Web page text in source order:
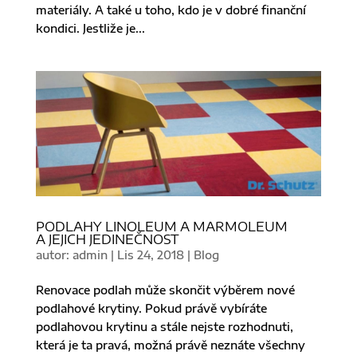
materiály. A také u toho, kdo je v dobré finanční
kondici. Jestliže je...
PODLAHY LINOLEUM A MARMOLEUM
A JEJICH JEDINEČNOST
autor: admin| Lis 24, 2018| Blog
Renovace podlah může skončit výběrem nové
podlahové krytiny. Pokud právě vybíráte
podlahovou krytinu a stále nejste rozhodnuti,
která je ta pravá, možná právě neznáte všechny